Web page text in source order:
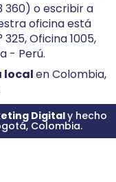
360) o escribir a
oficina está
Oficina 1005,
- Perú.
localen Colombia,
Digitaly hecho
Colombia.